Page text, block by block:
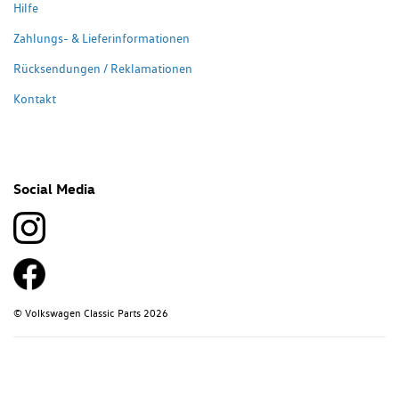
Hilfe
Zahlungs- & Lieferinformationen
Rücksendungen / Reklamationen
Kontakt
Social Media
© Volkswagen Classic Parts 2026